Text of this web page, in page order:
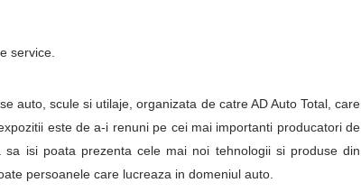
service.
auto, scule si utilaje, organizata de catre AD Auto Total, care
este de a-i renuni pe cei mai importanti producatori de
isi poata prezenta cele mai noi tehnologii si produse din
persoanele care lucreaza in domeniul auto.